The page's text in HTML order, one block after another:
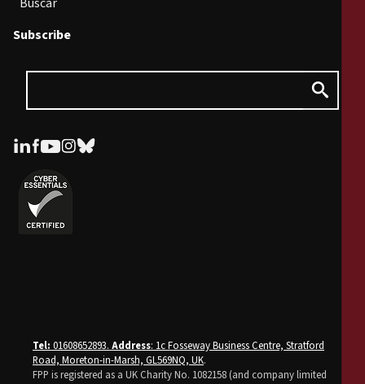
Subscribe
Tel: 01608652893. Address: 1c Fosseway Business Centre, Stratford
Road, Moreton-in-Marsh, GL569NQ, UK.
FPP is registered as a UK Charity No. 1082158 (and company limited